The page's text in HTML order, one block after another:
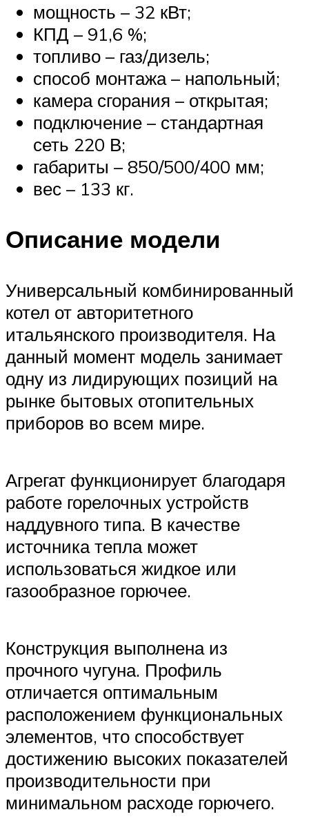
мощность – 32 кВт;
КПД – 91,6 %;
топливо – газ/дизель;
способ монтажа – напольный;
камера сгорания – открытая;
подключение – стандартная
сеть 220 В;
габариты – 850/500/400 мм;
вес – 133 кг.
Описание модели
Универсальный комбинированный
котел от авторитетного
итальянского производителя. На
данный момент модель занимает
одну из лидирующих позиций на
рынке бытовых отопительных
приборов во всем мире.
Агрегат функционирует благодаря
работе горелочных устройств
наддувного типа. В качестве
источника тепла может
использоваться жидкое или
газообразное горючее.
Конструкция выполнена из
прочного чугуна. Профиль
отличается оптимальным
расположением функциональных
элементов, что способствует
достижению высоких показателей
производительности при
минимальном расходе горючего.